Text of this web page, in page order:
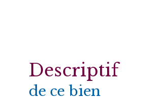
descriptif
de ce bien